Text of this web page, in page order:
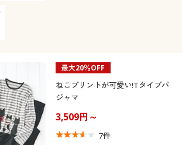
最大20％OFF
ねこプリントが可愛い!Tタイプパ
ジャマ
3,509円～
7件